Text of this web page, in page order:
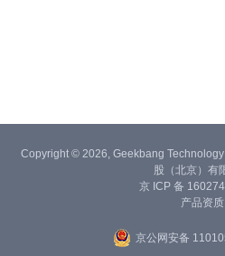
Copyright © 2026, Geekbang
股（北京）有
京 ICP 备
产品资质
京公网安备